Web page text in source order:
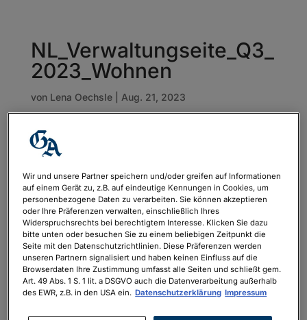
NL_Verwaltungseite_Q3_
2023_Wohnen
von Lena Oechsle| Aug. 21, 2023
Wir und unsere Partner speichern und/oder greifen auf Informationen
auf einem Gerät zu, z.B. auf eindeutige Kennungen in Cookies, um
personenbezogene Daten zu verarbeiten. Sie können akzeptieren
oder Ihre Präferenzen verwalten, einschließlich Ihres
Widerspruchsrechts bei berechtigtem Interesse. Klicken Sie dazu
bitte unten oder besuchen Sie zu einem beliebigen Zeitpunkt die
Seite mit den Datenschutzrichtlinien. Diese Präferenzen werden
unseren Partnern signalisiert und haben keinen Einfluss auf die
Browserdaten Ihre Zustimmung umfasst alle Seiten und schließt gem.
Art. 49 Abs. 1 S. 1 lit. a DSGVO auch die Datenverarbeitung außerhalb
des EWR, z.B. in den USA ein. Datenschutzerklärung Impressum